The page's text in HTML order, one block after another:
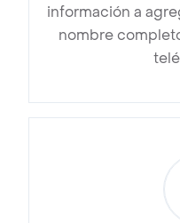
información a
nombre